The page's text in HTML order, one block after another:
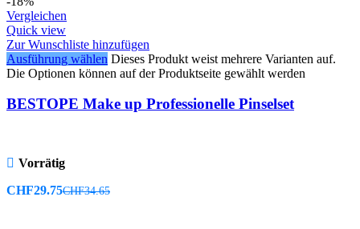
Vergleichen
Quick view
Zur Wunschliste hinzufügen
Ausführung wählen Dieses Produkt weist mehrere Varianten auf.
Die Optionen können auf der Produktseite gewählt werden
BESTOPE Make up Professionelle Pinselset
Vorrätig
CHF29.75CHF34.65